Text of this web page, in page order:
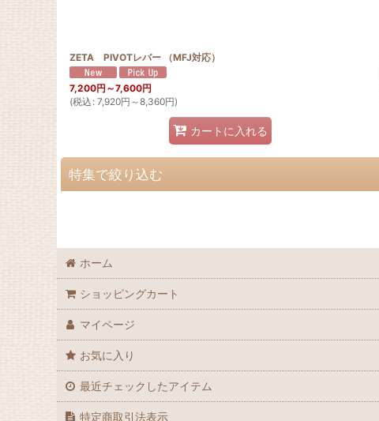
ZETA PIVOTレバー （MFJ対応）
7,200円 ～7,600円
(税込 : 7,920円 ～8,360円)
カートに入れる
特集で絞り込む
GASGAS ランドネ
テナシーウォン
ホーム
ショッピングカート
マイページ
お気に入り
最近チェックしたアイテム
特定商取引法表示